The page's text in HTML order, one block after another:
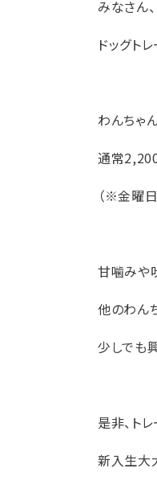
みなさん
ドッグト
わんちゃ
通常
（※金曜
甘噛みや
他のわん
少しでも
是非、ト
新入生大